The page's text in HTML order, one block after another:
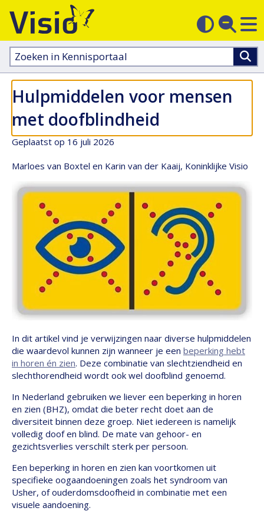
Contrast
Zoeken
in
kennisportaal:
Hulpmiddelen voor mensen
met doofblindheid
Geplaatst op 16 juli 2026
Marloes van Boxtel en Karin van der Kaaij, Koninklijke Visio
In dit artikel vind je verwijzingen naar diverse hulpmiddelen
die waardevol kunnen zijn wanneer je een beperking hebt
in horen én zien. Deze combinatie van slechtziendheid en
slechthorendheid wordt ook wel doofblind genoemd.
In Nederland gebruiken we liever een beperking in horen
en zien (BHZ), omdat die beter recht doet aan de
diversiteit binnen deze groep. Niet iedereen is namelijk
volledig doof en blind. De mate van gehoor- en
gezichtsverlies verschilt sterk per persoon.
Een beperking in horen en zien kan voortkomen uit
specifieke oogaandoeningen zoals het syndroom van
Usher, of ouderdomsdoofheid in combinatie met een
visuele aandoening.